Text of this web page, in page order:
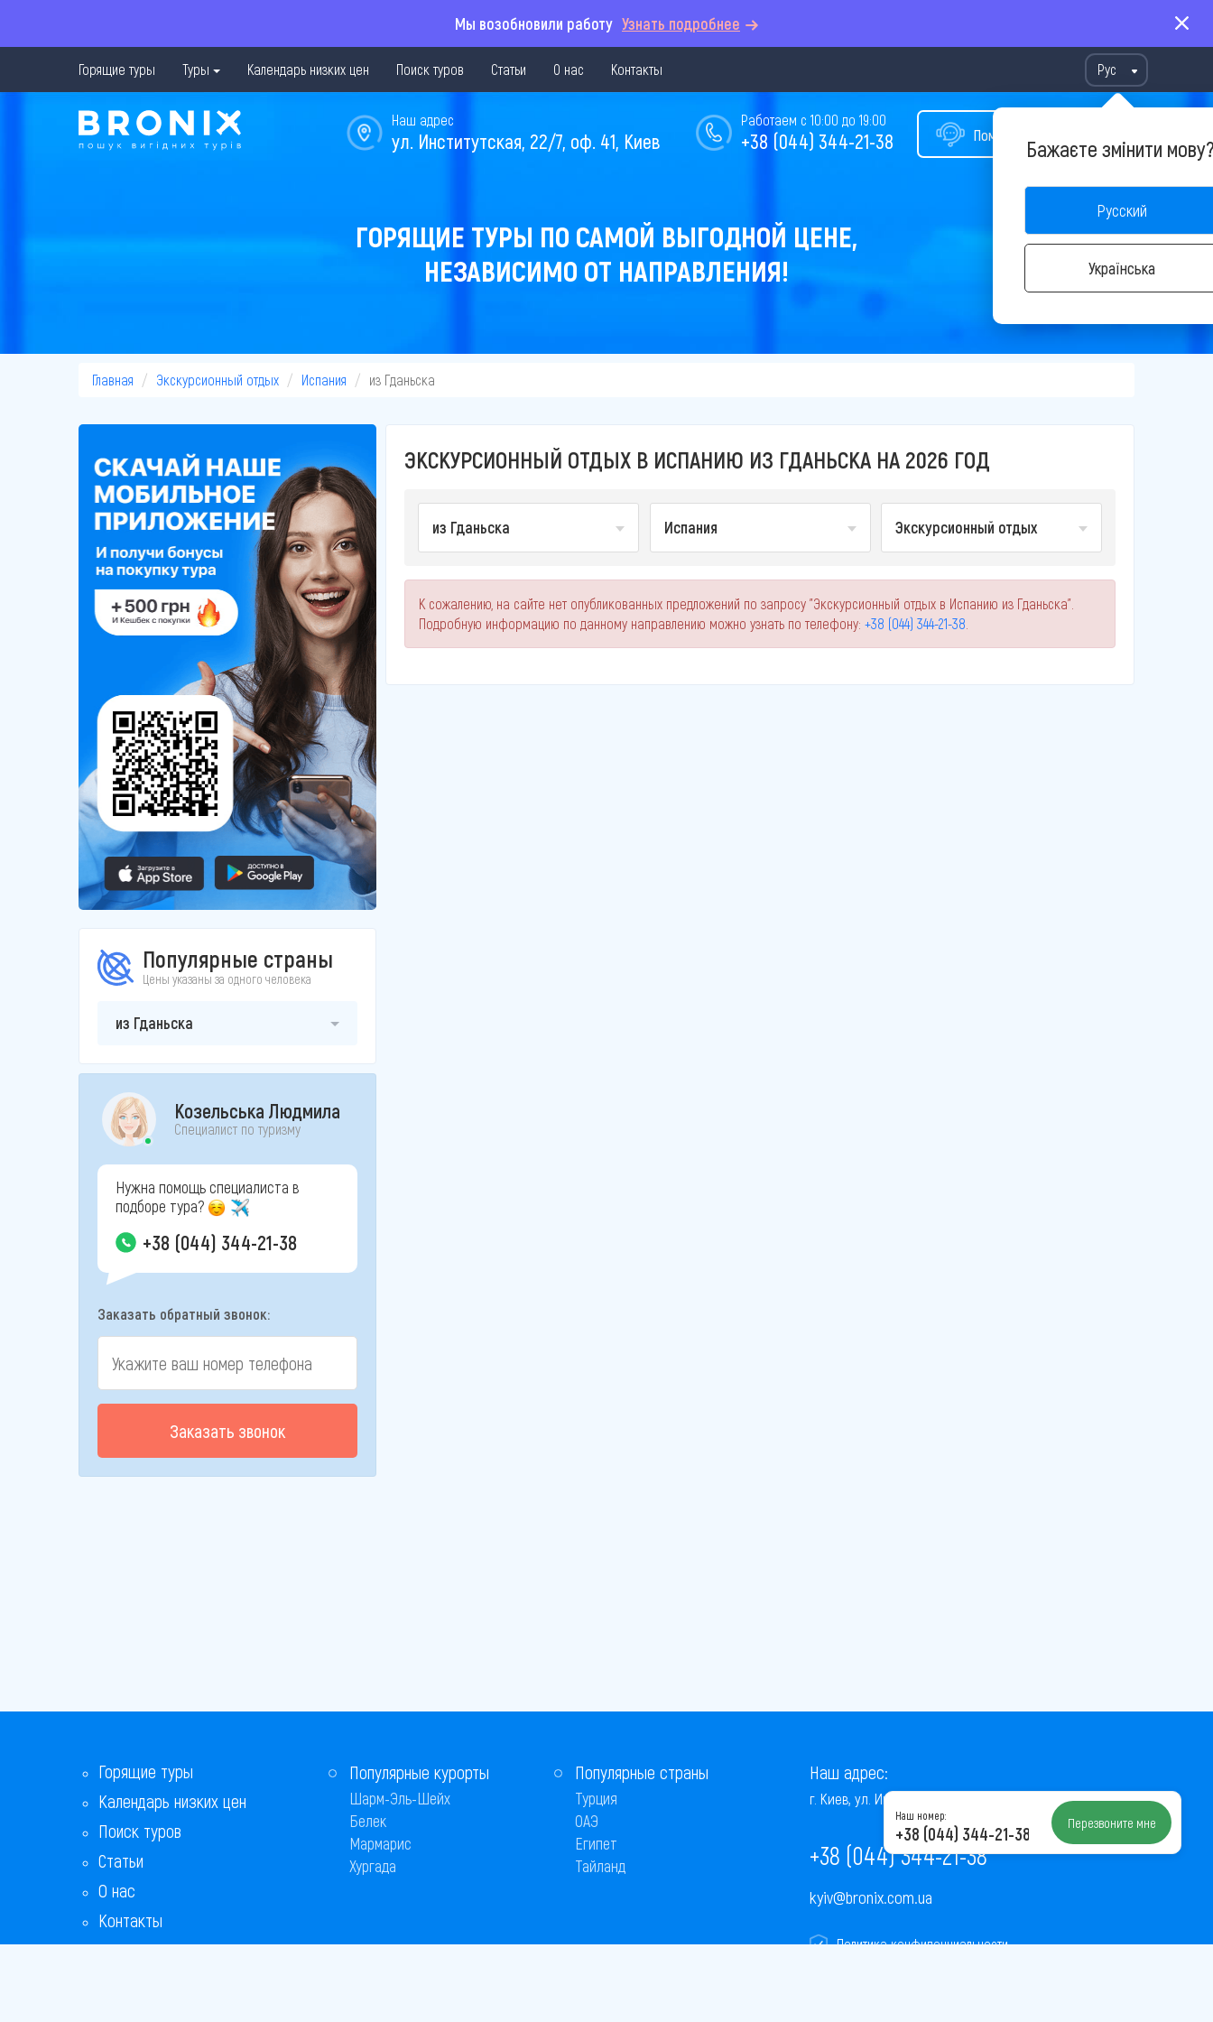
Мы возобновили работу Узнать подробнее
Горящие туры Туры Календарь низких цен Поиск туров Статьи О нас Контакты Рус
Бажаєте змінити
Русский
Українська
Помощь в подборе тура
Работаем с 10:00 до 19:00
+38 (044) 344-21-38
Наш адрес
ул. Институтская, 22/7, оф. 41, Киев
ГОРЯЩИЕ ТУРЫ ПО САМОЙ ВЫГОДНОЙ ЦЕНЕ,
НЕЗАВИСИМО ОТ НАПРАВЛЕНИЯ!
Главная Экскурсионный отдых Испания из Гданьска
Популярные страны
Цены указаны за одного человека
из Гданьска
Козельська Людмила
Специалист по туризму
Нужна помощь специалиста в
подборе тура?
+38 (044) 344-21-38
Заказать обратный звонок:
Заказать звонок
ЭКСКУРСИОННЫЙ ОТДЫХ В ИСПАНИЮ ИЗ ГДАНЬСКА НА 2026 ГОД
из Гданьска Испания Экскурсионный отдых
К сожалению, на сайте нет опубликованных предложений по запросу "Экскурсионный отдых в Испанию из Гданьска".
Подробную информацию по данному направлению можно узнать по телефону: +38 (044) 344-21-38
Горящие туры
Календарь низких цен
Поиск туров
Статьи
О нас
Контакты
Бонусная программа
Популярные курорты
Шарм-Эль-Шейх
Белек
Мармарис
Хургада
Популярные страны
Турция
ОАЭ
Египет
Тайланд
Наш адрес:
г. Киев, ул. Институтская, 22/7, оф. 41
+38 (044) 344-21-38
kyiv@bronix.com.ua
Политика конфиденциальности
Наш номер:
+38 (044) 344-21-38 Перезвоните мне